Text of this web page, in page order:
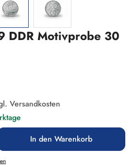
DDR Motivprobe 30
Versandkosten
den gewünschten Wert
In den Warenkorb